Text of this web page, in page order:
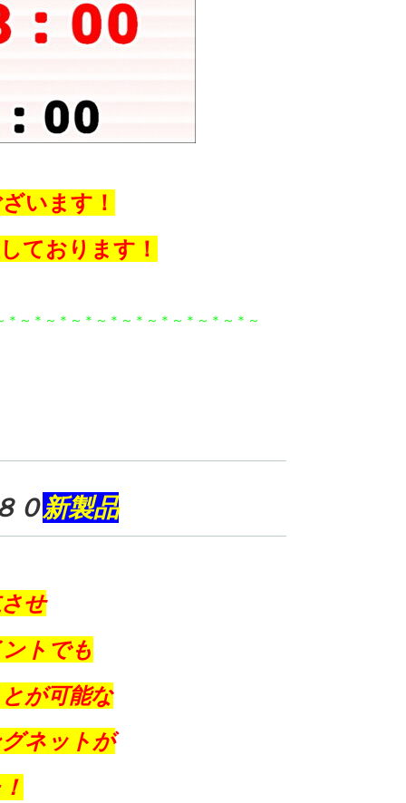
います！
ております！
～＊～＊～＊～＊～＊～＊～＊～＊～＊～
０新製品
せ
トでも
が可能な
ネットが